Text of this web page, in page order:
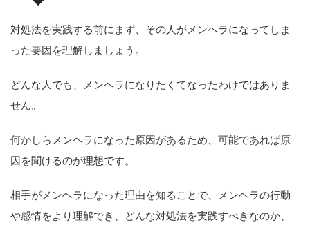
対処法を実践する前にまず、その人がメンヘラになってしま
った要因を理解しましょう。
どんな人でも、メンヘラになりたくてなったわけではありま
せん。
何かしらメンヘラになった原因があるため、可能であれば原
因を聞けるのが理想です。
相手がメンヘラになった理由を知ることで、メンヘラの行動
や感情をより理解でき、どんな対処法を実践すべきなのか、